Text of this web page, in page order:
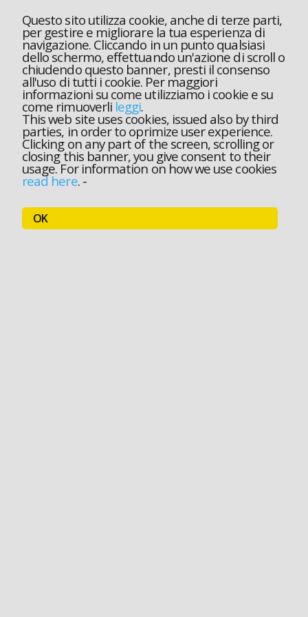
Questo sito utilizza cookie, anche di terze parti,
per gestire e migliorare la tua esperienza di
navigazione. Cliccando in un punto qualsiasi
dello schermo, effettuando un'azione di scroll o
chiudendo questo banner, presti il consenso
all'uso di tutti i cookie. Per maggiori
informazioni su come utilizziamo i cookie e su
come rimuoverli leggi.
This web site uses cookies, issued also by third
parties, in order to oprimize user experience.
Clicking on any part of the screen, scrolling or
closing this banner, you give consent to their
usage. For information on how we use cookies
read here.-
OK